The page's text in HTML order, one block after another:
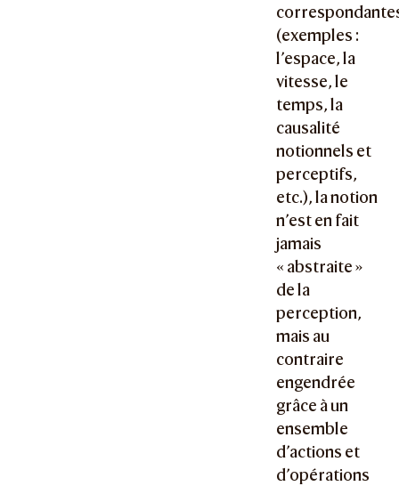
(exemples :
l’espace, la
vitesse, le
temps, la
causalité
notionnels et
perceptifs,
etc.), la notion
n’est en fait
jamais
« abstraite »
de la
perception,
mais au
contraire
engendrée
grâce à un
ensemble
d’actions et
d’opérations